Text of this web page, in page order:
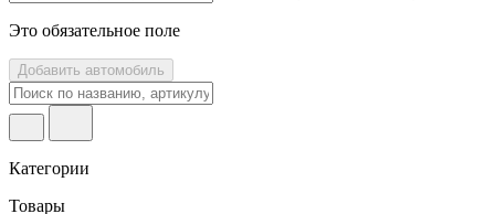
Это обязательное поле
Добавить автомобиль
Категории
Товары